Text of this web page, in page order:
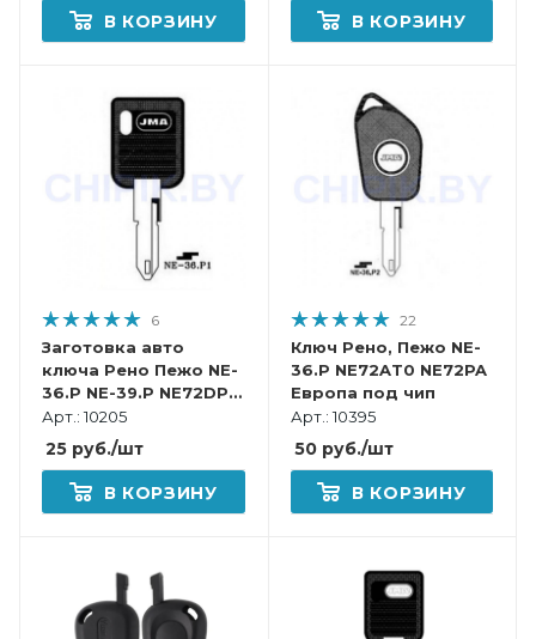
В КОРЗИНУ В КОРЗИНУ
6
Заготовка авто
ключа Рено Пежо NE-
36.P NE-39.P NE72DP
NN58P Европа
пластик
Арт.: 10205
25 руб./шт
В КОРЗИНУ
22
Ключ Рено, Пежо NE-
36.P NE72AT0 NE72PA
Европа под чип
Арт.: 10395
50руб./шт
В КОРЗИНУ